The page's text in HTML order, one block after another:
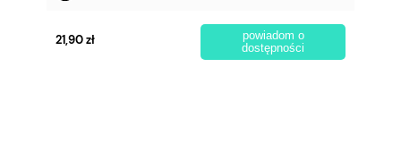
21,90 zł
powiadom o
dostępności